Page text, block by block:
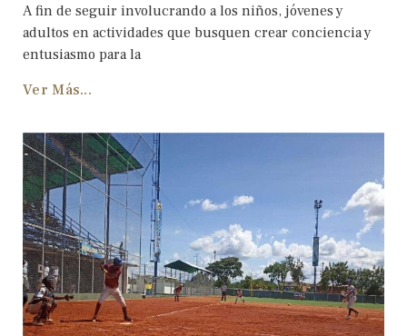
A fin de seguir involucrando a los niños, jóvenes y
adultos en actividades que busquen crear conciencia y
entusiasmo para la
Ver Más...